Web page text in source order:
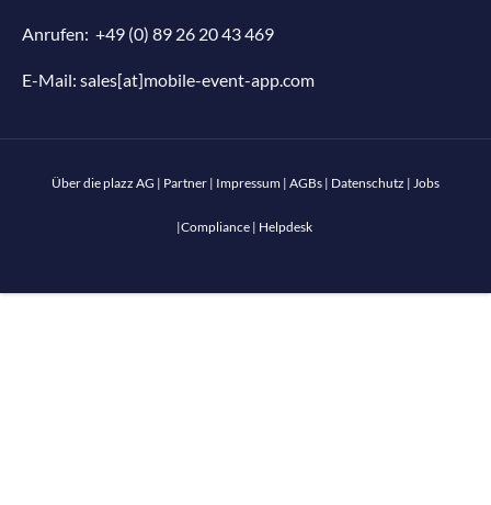
Anrufen: +49 (0) 89 26 20 43 469
E-Mail: sales[at]mobile-event-app.com
Über die plazz AG | Partner | Impressum | AGBs | Datenschutz | Jobs
|Compliance | Helpdesk